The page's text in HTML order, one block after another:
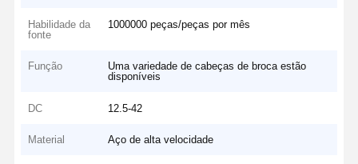
Habilidade da
fonte
1000000 peças/peças por mês
Função
Uma variedade de cabeças de broca estão
disponíveis
DC 12.5-42
Material Aço de alta velocidade